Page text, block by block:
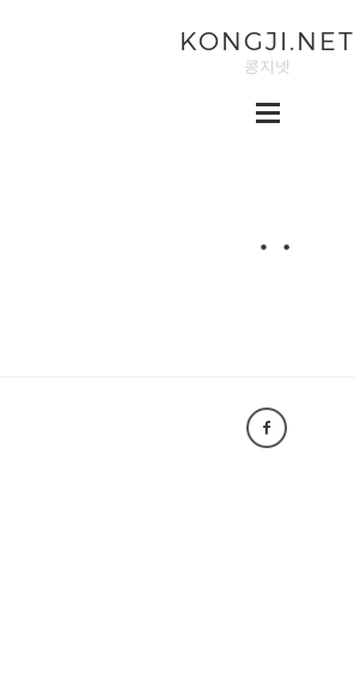
KONGJI.NET
콩지넷